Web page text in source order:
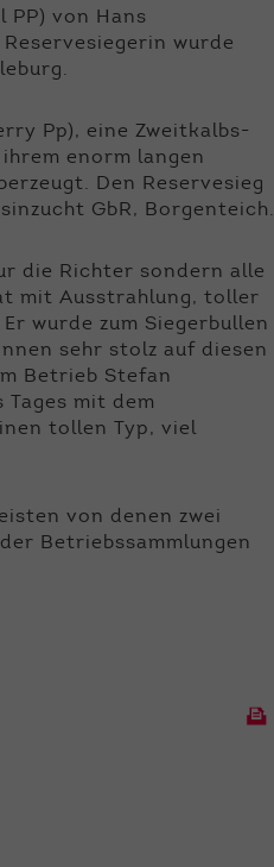
PP) von Hans
wurde
Pp), eine Zweitkalbs-
enorm langen
Den Reservesieg
GbR, Borgenteich.
die Richter sondern alle
mit Ausstrahlung, toller
wurde zum Siegerbullen
sehr stolz auf diesen
Betrieb Stefan
mit dem
tollen Typ, viel
von denen zwei
Betriebssammlungen